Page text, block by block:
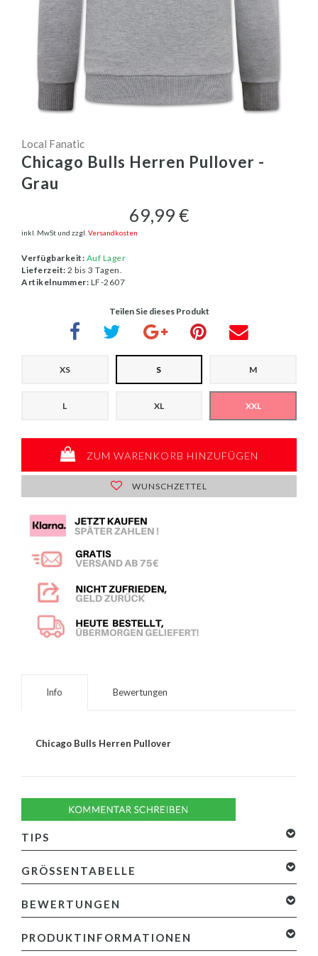
Local Fanatic
Chicago Bulls Herren Pullover -
Grau
69,99 €
inkl. MwSt und zzgl. Versandkosten
Verfügbarkeit: Auf Lager
Lieferzeit: 2 bis 3 Tagen.
Artikelnummer: LF-2607
Teilen Sie dieses Produkt
XS S M
L XL XXL
ZUM WARENKORB HINZUFÜGEN
WUNSCHZETTEL
Info Bewertungen
Chicago Bulls Herren Pullover
TIPS
GRÖSSENTABELLE
BEWERTUNGEN
hinzufügen
PRODUKTINFORMATIONEN